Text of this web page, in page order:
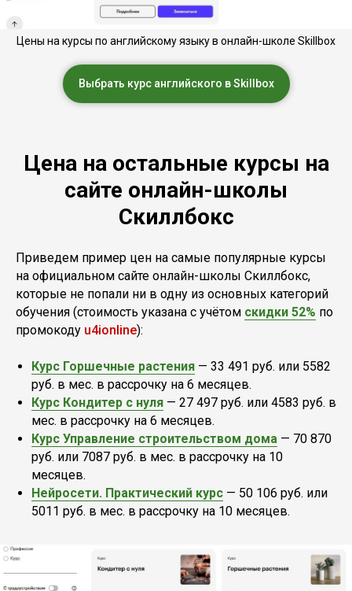
Цены на курсы по английскому языку в онлайн-школе Skillbox
Выбрать курс английского в Skillbox
Цена на остальные курсы на
сайте онлайн-школы
Скиллбокс
Приведем пример цен на самые популярные курсы
на официальном сайте онлайн-школы Скиллбокс,
которые не попали ни в одну из основных категорий
обучения (стоимость указана с учётом скидки 52% по
промокоду u4ionline):
Курс Горшечные растения — 33 491 руб. или 5582
руб. в мес. в рассрочку на 6 месяцев.
Курс Кондитер с нуля — 27 497 руб. или 4583 руб. в
мес. в рассрочку на 6 месяцев.
Курс Управление строительством дома — 70 870
руб. или 7087 руб. в мес. в рассрочку на 10
месяцев.
Нейросети. Практический курс — 50 106 руб. или
5011 руб. в мес. в рассрочку на 10 месяцев.